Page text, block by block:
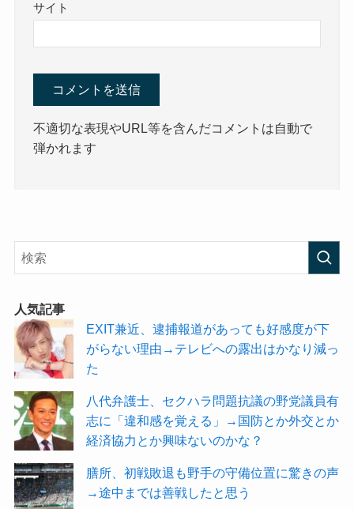
サイト
不適切な表現やURL等を含んだコメントは自動で
弾かれます
人気記事
EXIT兼近、逮捕報道があっても好感度が下
がらない理由→テレビへの露出はかなり減っ
た
八代弁護士、セクハラ問題抗議の野党議員有
志に「違和感を覚える」→国防とか外交とか
経済協力とか興味ないのかな？
膳所、初戦敗退も野手の守備位置に驚きの声
→途中までは善戦したと思う